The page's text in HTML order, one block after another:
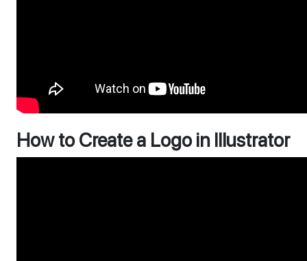
How to Create a Logo in Illustrator